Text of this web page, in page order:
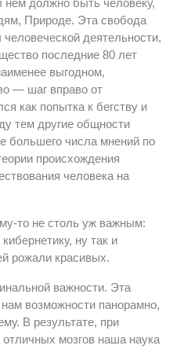
должно быть человеку,
Природе. Эта свобода
деятельности,
последние 80 лет
выгодном,
— шаг вправо от
как попытка к бегству и
тем другие общности
большего числа мнений по
происхождения
человека на
то не столь уж важным:
ну так и
рожали красивых.
важности. Эта
возможности панорамно,
В результате, при
отличных мозгов наша наука